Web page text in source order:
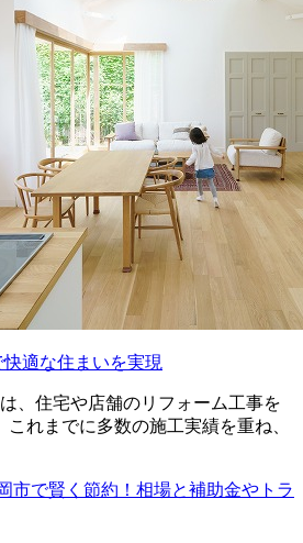
適な住まいを実現
、住宅や店舗のリフォーム工事を
れまでに多数の施工実績を重ね、